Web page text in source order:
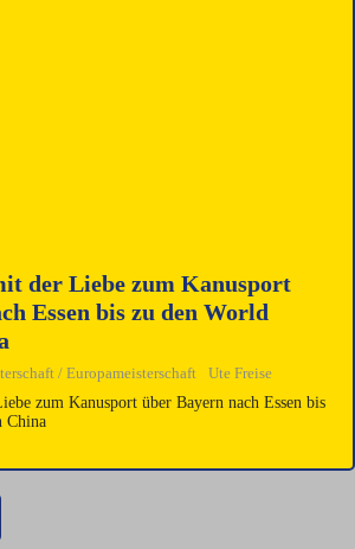
der Liebe zum Kanusport
Essen bis zu den World
/ Europameisterschaft
Ute Freise
zum Kanusport über Bayern nach Essen bis
China